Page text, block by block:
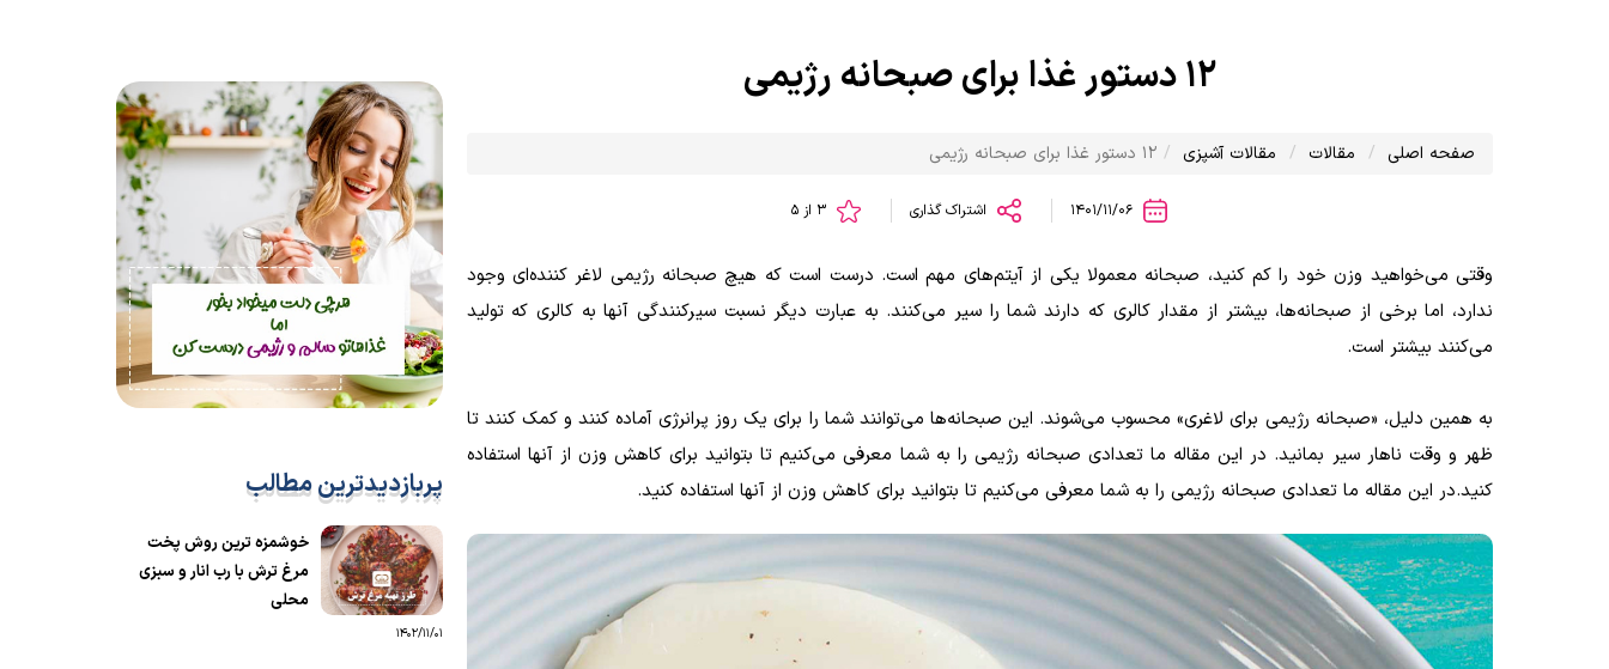
12 دستور غذا برای صبحانه رژیمی
صفحه اصلی مقالات مقالات آشپزی 12 دستور غذا برای صبحانه رژیمی
اشتراک گذاری
وقتی می‌خواهید وزن خود را کم کنید، صبحانه معمولا یکی از آیتم‌های مهم است. درست است که هیچ صبحانه رژیمی لاغر کننده‌ای وجود
ندارد، اما برخی از صبحانه‌ها، بیشتر از مقدار کالری که دارند شما را سیر می‌کنند. به عبارت دیگر نسبت سیرکنندگی آنها به کالری که تولید
می‌کنند بیشتر است.
به همین دلیل، «صبحانه رژیمی برای لاغری» محسوب می‌شوند. این صبحانه‌ها می‌توانند شما را برای یک روز پرانرژی آماده کنند و کمک کنند تا
ظهر و وقت ناهار سیر بمانید. در این مقاله ما تعدادی صبحانه رژیمی را به شما معرفی می‌کنیم تا بتوانید برای کاهش وزن از آنها استفاده
کنید.در این مقاله ما تعدادی صبحانه رژیمی را به شما معرفی می‌کنیم تا بتوانید برای کاهش وزن از آنها استفاده کنید.
پربازدیدترین مطالب
خوشمزه ترین روش پخت
مرغ ترش با رب انار و سبزی
محلی
1402/11/01